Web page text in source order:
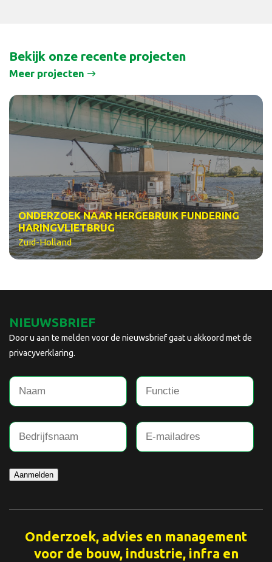
Bekijk onze recente projecten
Meer projecten
ONDERZOEK NAAR HERGEBRUIK FUNDERING
HARINGVLIETBRUG
Zuid-Holland
NIEUWSBRIEF
Door u aan te melden voor de nieuwsbrief gaat u akkoord met de
privacyverklaring.
Aanmelden
Onderzoek, advies en management
voor de bouw, industrie, infra en